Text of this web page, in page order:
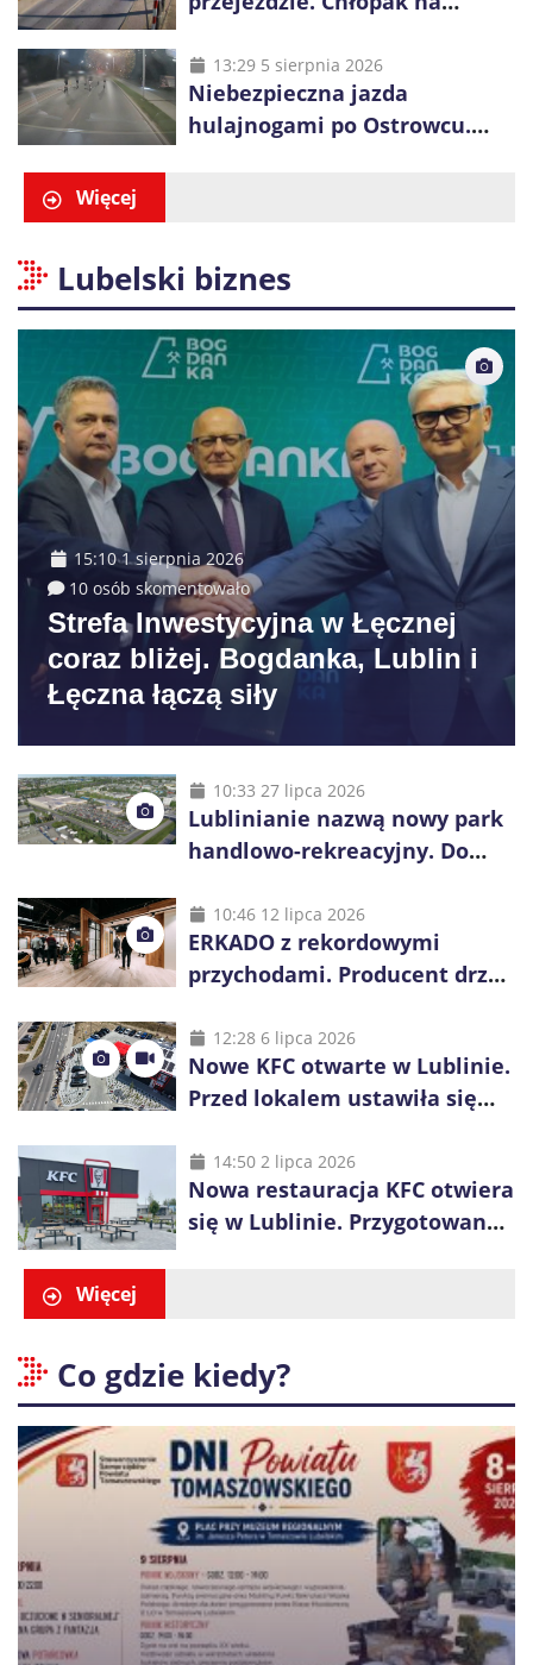
nadjeżdżający pociąg
13:29 5 sierpnia 2026
Niebezpieczna jazda
hulajnogami po Ostrowcu.
Więcej
Lubelski biznes
15:10 1 sierpnia 2026
10 osób skomentowało
Strefa Inwestycyjna w Łęcznej
coraz bliżej. Bogdanka, Lublin i
Łęczna łączą siły
10:33 27 lipca 2026
Lublinianie nazwą nowy park
handlowo-rekreacyjny. Do
10:46 12 lipca 2026
ERKADO z rekordowymi
przychodami. Producent drzwi
inwestycje
12:28 6 lipca 2026
Nowe KFC otwarte w Lublinie.
Przed lokalem ustawiła się
14:50 2 lipca 2026
Nowa restauracja KFC otwiera
się w Lublinie. Przygotowano
Więcej
Co gdzie kiedy?